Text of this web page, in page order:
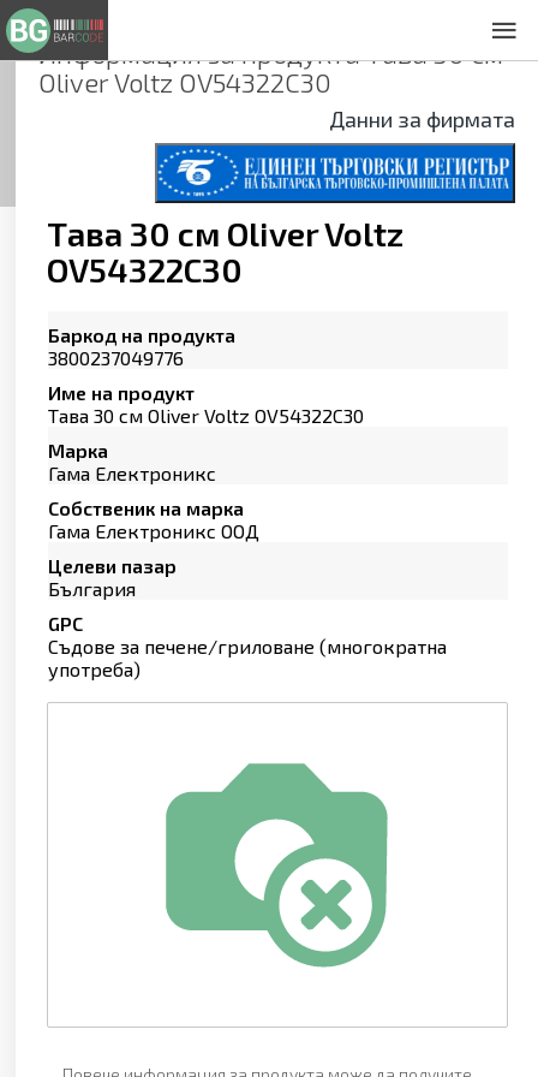
Информация за продуктаТава 30 см
Oliver Voltz OV54322C30
Данни за фирмата
Тава 30 см Oliver Voltz
OV54322C30
Баркод на продукта
3800237049776
Име на продукт
Тава 30 см Oliver Voltz OV54322C30
Марка
Гама Електроникс
Собственик на марка
Гама Електроникс ООД
Целеви пазар
България
GPC
Съдове за печене/гриловане (многократна
употреба)
Общи условия
Декларация за проверителност
Заснемане на продукти
Контакти